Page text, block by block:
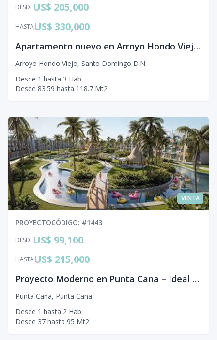
DESDEUS$ 205,000
HASTAUS$ 330,000
Apartamento nuevo en Arroyo Hondo Viejo con Parque Privado y Piscina
Arroyo Hondo Viejo, Santo Domingo D.N.
Desde 1 hasta 3 Hab.
Desde 83.59 hasta 118.7 Mt2
VENTA
PROYECTOCÓDIGO: #1443
DESDEUS$ 99,100
HASTAUS$ 215,000
Proyecto Moderno en Punta Cana – Ideal para Inversión con Marriott
Punta Cana, Punta Cana
Desde 1 hasta 2 Hab.
Desde 37 hasta 95 Mt2